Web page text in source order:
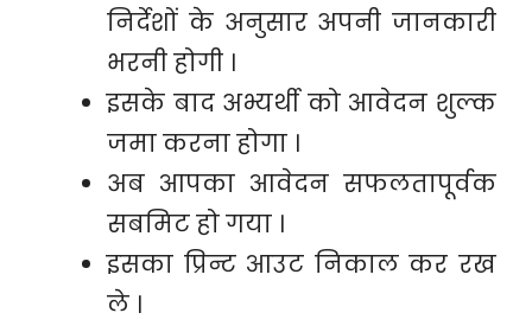
निर्देशों के अनुसार अपनी जानकारी
भरनी होगी ।
इसके बाद अभ्यर्थी को आवेदन शुल्क
जमा करना होगा ।
अब आपका आवेदन सफलतापूर्वक
सबमिट हो गया ।
इसका प्रिन्ट आउट निकाल कर रख
ले ।